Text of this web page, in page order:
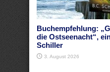
Buchempfehlung:
die Ostseenacht“,
Schiller
3. August 2026